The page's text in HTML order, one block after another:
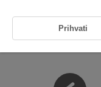
1-4 Differences
Prihvati